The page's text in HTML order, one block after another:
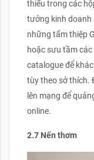
thiếu trong các
tưởng kinh doanh
những tấm thiệp
hoặc sưu tầm
catalogue để
tùy theo sở thích.
lên mạng để
online.
2.7 Nến thơm